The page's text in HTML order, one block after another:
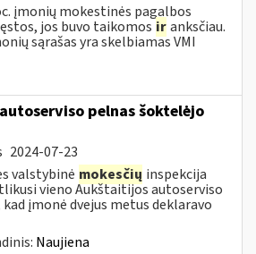
įmonių mokestinės pagalbos
jos buvo taikomos iranksčiau.
sąrašas yra skelbiamas VMI
pelnas šoktelėjo
2024-07-23
valstybinė mokesčių inspekcija
vieno Aukštaitijos autoserviso
įmonė dvejus metus deklaravo
Naujiena